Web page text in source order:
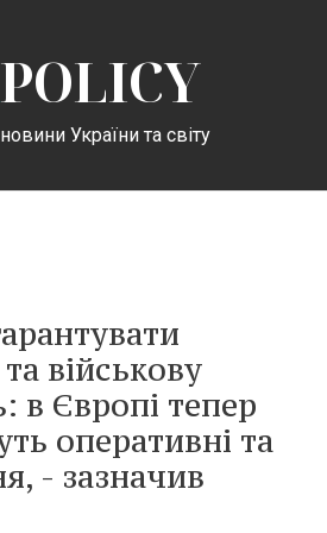
POLICY
України та світу
військову
в Європі тепер
оперативні та
- зазначив